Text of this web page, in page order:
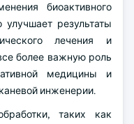
биоактивного
улучшает результаты
лечения и
более важную роль
медицины и
инженерии.
таких как